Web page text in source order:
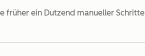
früher ein Dutzend manueller Schritte